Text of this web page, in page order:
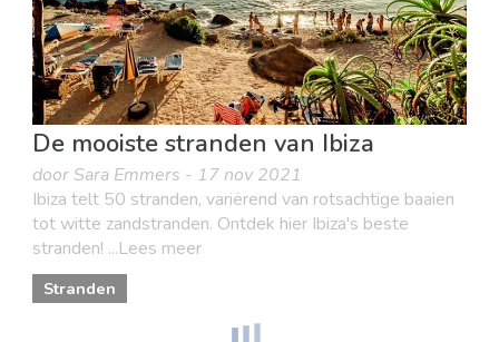
De mooiste stranden van Ibiza
door Sara Emmers - 17 nov 2021
Ibiza telt 50 stranden, variërend van rotsachtige baaien
tot witte zandstranden. Ontdek hier Ibiza's beste
stranden! ...Lees meer
Stranden